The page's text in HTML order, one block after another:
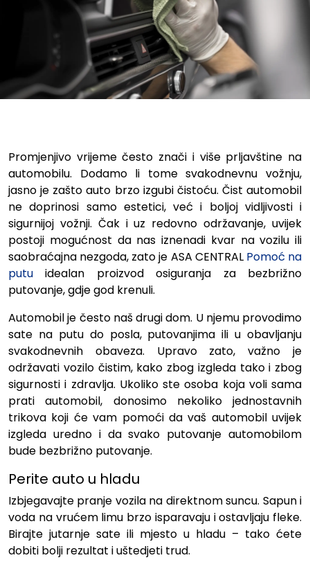
Saznajte trikove za bolje
Promjenjivo vrijeme često znači i više prljavštine na
automobilu. Dodamo li tome svakodnevnu vožnju,
jasno je zašto auto brzo izgubi čistoću. Čist automobil
ne doprinosi samo estetici, već i boljoj vidljivosti i
sigurnijoj vožnji. Čak i uz redovno održavanje, uvijek
postoji mogućnost da nas iznenadi kvar na vozilu ili
saobraćajna nezgoda, zato je ASA CENTRAL Pomoć na
putu idealan proizvod osiguranja za bezbrižno
putovanje, gdje god krenuli.
Automobil je često naš drugi dom. U njemu provodimo
sate na putu do posla, putovanjima ili u obavljanju
svakodnevnih obaveza. Upravo zato, važno je
održavati vozilo čistim, kako zbog izgleda tako i zbog
sigurnosti i zdravlja. Ukoliko ste osoba koja voli sama
prati automobil, donosimo nekoliko jednostavnih
trikova koji će vam pomoći da vaš automobil uvijek
izgleda uredno i da svako putovanje automobilom
bude bezbrižno putovanje.
Perite auto u hladu
Izbjegavajte pranje vozila na direktnom suncu. Sapun i
voda na vrućem limu brzo isparavaju i ostavljaju fleke.
Birajte jutarnje sate ili mjesto u hladu – tako ćete
dobiti bolji rezultat i uštedjeti trud.